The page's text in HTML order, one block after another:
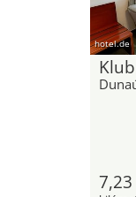
hotel.de
7,23